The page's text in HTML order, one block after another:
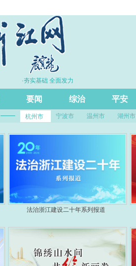
·夯实基础 全面发力
要闻 综治 平安
杭州市 宁波市 温州市 湖州市
法治浙江建设二十年系列报道